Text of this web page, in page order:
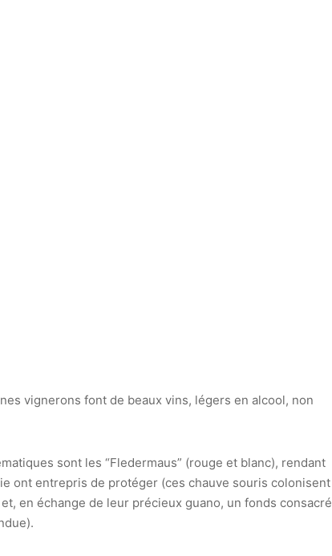
vignerons font de beaux vins, légers en alcool, non
sont les “Fledermaus” (rouge et blanc), rendant
ont entrepris de protéger (ces chauve souris colonisent
en échange de leur précieux guano, un fonds consacré